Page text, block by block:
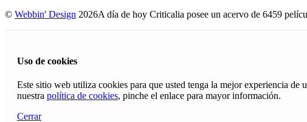
© Webbin' Design 2026A día de hoy Criticalia posee un acervo de 6459
Uso de cookies
Este sitio web utiliza cookies para que usted tenga la mejor experiencia de
nuestra política de cookies, pinche el enlace para mayor información.
Cerrar